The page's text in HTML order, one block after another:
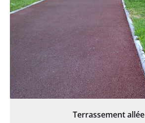
Terrassement allée